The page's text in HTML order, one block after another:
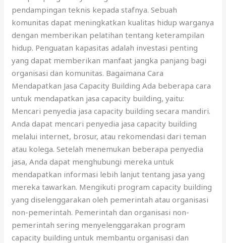
pendampingan teknis kepada stafnya. Sebuah
komunitas dapat meningkatkan kualitas hidup warganya
dengan memberikan pelatihan tentang keterampilan
hidup. Penguatan kapasitas adalah investasi penting
yang dapat memberikan manfaat jangka panjang bagi
organisasi dan komunitas. Bagaimana Cara
Mendapatkan Jasa Capacity Building Ada beberapa cara
untuk mendapatkan jasa capacity building, yaitu:
Mencari penyedia jasa capacity building secara mandiri.
Anda dapat mencari penyedia jasa capacity building
melalui internet, brosur, atau rekomendasi dari teman
atau kolega. Setelah menemukan beberapa penyedia
jasa, Anda dapat menghubungi mereka untuk
mendapatkan informasi lebih lanjut tentang jasa yang
mereka tawarkan. Mengikuti program capacity building
yang diselenggarakan oleh pemerintah atau organisasi
non-pemerintah. Pemerintah dan organisasi non-
pemerintah sering menyelenggarakan program
capacity building untuk membantu organisasi dan